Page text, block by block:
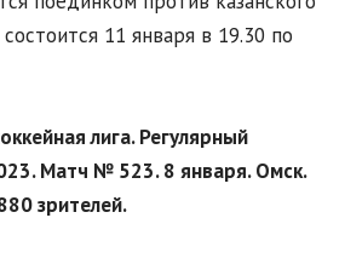
11 января в 19.30 по
лига. Регулярный
Матч № 523. 8 января. Омск.
зрителей.